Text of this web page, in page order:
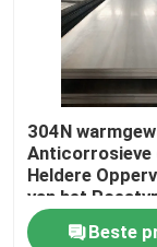
Over ons
Fabrieksreis
Contacteer
304N
Anticorrosieve
Heldere
van het
staalblad
Beste